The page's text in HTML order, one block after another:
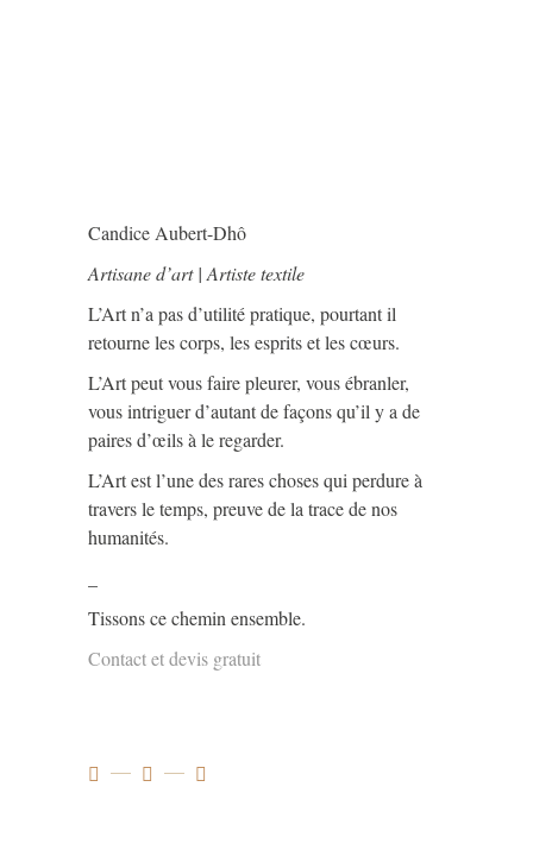
Candice Aubert-Dhô
Artisane d’art | Artiste textile
L’Art n’a pas d’utilité pratique, pourtant il
retourne les corps, les esprits et les cœurs.
L’Art peut vous faire pleurer, vous ébranler,
vous intriguer d’autant de façons qu’il y a de
paires d’œils à le regarder.
L’Art est l’une des rares choses qui perdure à
travers le temps, preuve de la trace de nos
humanités.
Tissons ce chemin ensemble.
Contact et devis gratuit